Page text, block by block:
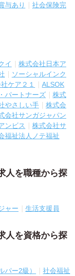
与あり
社会保険完
イ
株式会社日本ア
ソーシャルインク
ケア２１
ALSOK
パートナーズ
株式
やさしい手
株式会
会社サンガジャパン
ンビス
株式会社サ
福祉法人ノテ福祉
人を職種から探
ャー 生活支援員
人を資格から探
パー2級）
社会福祉